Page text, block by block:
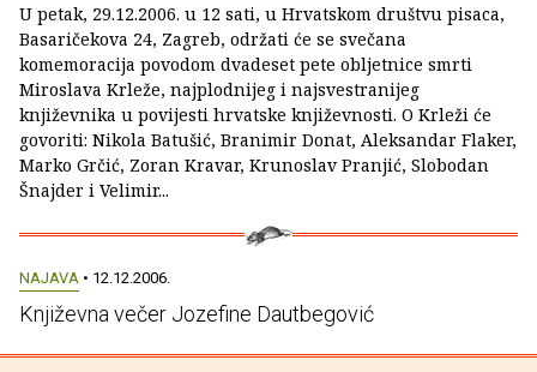
U petak, 29.12.2006. u 12 sati, u Hrvatskom društvu pisaca,
Basaričekova 24, Zagreb, održati će se svečana
komemoracija povodom dvadeset pete obljetnice smrti
Miroslava Krleže, najplodnijeg i najsvestranijeg
književnika u povijesti hrvatske književnosti. O Krleži će
govoriti: Nikola Batušić, Branimir Donat, Aleksandar Flaker,
Marko Grčić, Zoran Kravar, Krunoslav Pranjić, Slobodan
Šnajder i Velimir...
NAJAVA • 12.12.2006.
Književna večer Jozefine Dautbegović